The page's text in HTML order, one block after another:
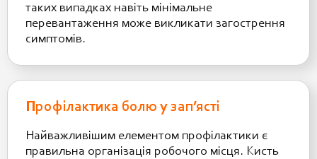
таких випадках навіть мінімальне
перевантаження може викликати загострення
симптомів.
Профілактика болю у зап’ясті
Найважливішим елементом профілактики є
правильна організація робочого місця. Кисть